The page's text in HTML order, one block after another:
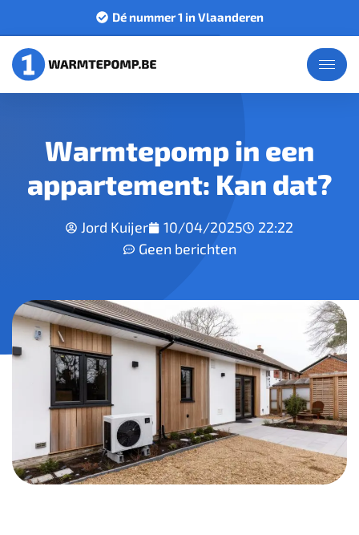
Dé nummer 1 in Vlaanderen
Warmtepomp in een
appartement: Kan dat?
Jord Kuijer 10/04/2025
22:22
Geen berichten